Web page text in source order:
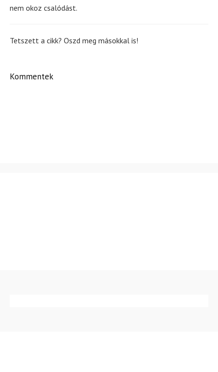
nem okoz csalódást.
Tetszett a cikk? Oszd meg másokkal is!
Kommentek